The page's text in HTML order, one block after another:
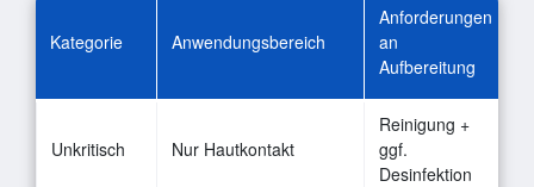
Kategorie Anwendungsbereich
Anforderungen
an
Aufbereitung
Unkritisch Nur Hautkontakt
Reinigung +
ggf.
Desinfektion